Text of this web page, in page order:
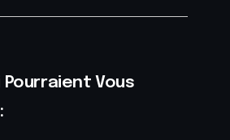
Pourraient Vous